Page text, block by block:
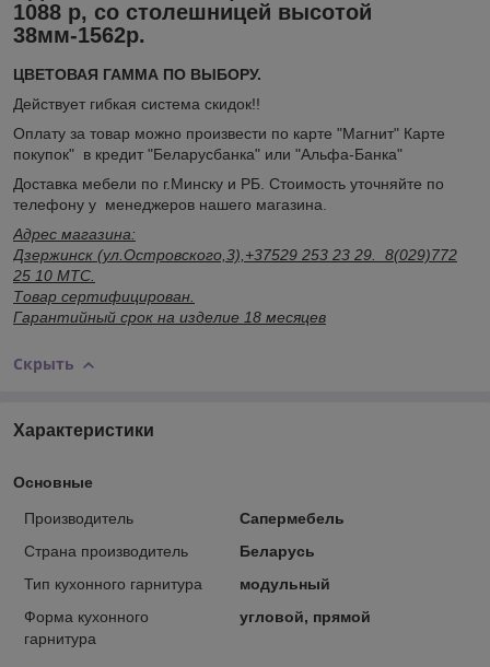
1088 р, со столешницей высотой
38мм-1562р.
ЦВЕТОВАЯ ГАММА ПО ВЫБОРУ.
Действует гибкая система скидок!!
Оплату за товар можно произвести по карте "Магнит" Карте
покупок" в кредит "Беларусбанка" или "Альфа-Банка"
Доставка мебели по г.Минску и РБ. Стоимость уточняйте по
телефону у менеджеров нашего магазина.
Адрес магазина:
Дзержинск (ул.Островского,3),+37529 253 23 29. 8(029)772
25 10 МТС.
Товар сертифицирован.
Гарантийный срок на изделие 18 месяцев
Скрыть
Характеристики
Основные
Производитель
Сапермебель
Страна производитель
Беларусь
Тип кухонного гарнитура
модульный
Форма кухонного
гарнитура
угловой, прямой